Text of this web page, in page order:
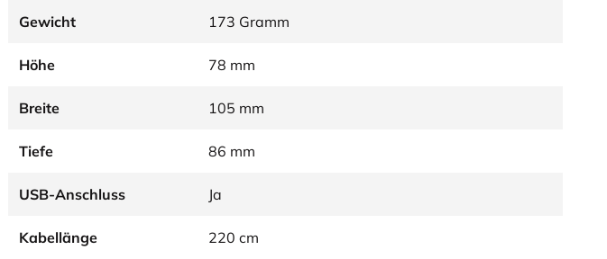
Gewicht 173 Gramm
Höhe 78 mm
Breite 105 mm
Tiefe 86 mm
USB-Anschluss Ja
Kabellänge 220 cm